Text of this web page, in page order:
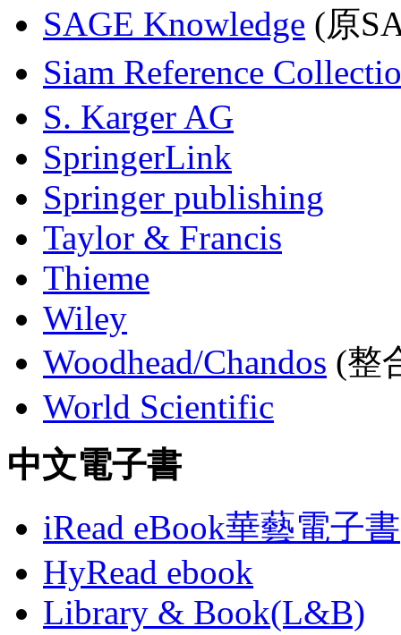
SAGE Knowledge (原
Siam Reference
S. Karger AG
SpringerLink
Springer publishing
Taylor & Francis
Thieme
Wiley
Woodhead/Chandos (整
World Scientific
中文電子書
iRead eBook華藝電子書
HyRead ebook
Library & Book(L&B)